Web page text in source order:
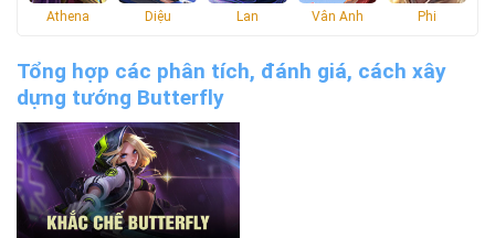
Athena Diệu Lan Vân Anh Phi
Tổng hợp các phân tích, đánh giá, cách xây
dựng tướng Butterfly